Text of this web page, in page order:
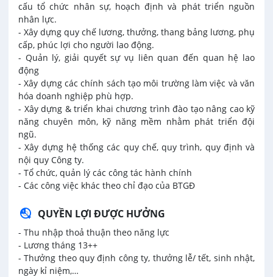
cấu tổ chức nhân sự, hoạch định và phát triển nguồn
nhân lực.
- Xây dựng quy chế lương, thưởng, thang bảng lương, phụ
cấp, phúc lợi cho người lao động.
- Quản lý, giải quyết sự vụ liên quan đến quan hệ lao
động
- Xây dựng các chính sách tạo môi trường làm việc và văn
hóa doanh nghiệp phù hợp.
- Xây dựng & triển khai chương trình đào tạo nâng cao kỹ
năng chuyên môn, kỹ năng mềm nhằm phát triển đội
ngũ.
- Xây dựng hệ thống các quy chế, quy trình, quy định và
nội quy Công ty.
- Tổ chức, quản lý các công tác hành chính
- Các công việc khác theo chỉ đạo của BTGĐ
QUYỀN LỢI ĐƯỢC HƯỞNG
- Thu nhập thoả thuận theo năng lực
- Lương tháng 13++
- Thưởng theo quy định công ty, thưởng lễ/ tết, sinh nhật,
ngày kỉ niệm,…